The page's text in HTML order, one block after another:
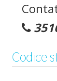
Codice